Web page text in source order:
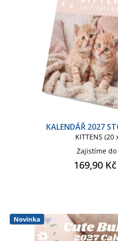
KALENDÁŘ 2027
KITTENS (20
Zajistíme
169,90 Kč
Novinka